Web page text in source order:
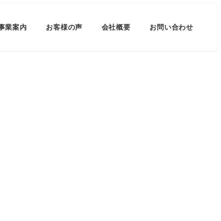
業案内 お客様の声 会社概要 お問い合わせ